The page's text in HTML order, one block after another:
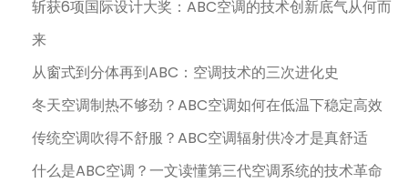
斩获6项国际设计大奖：ABC空调的技术创新底气从何而
来
从窗式到分体再到ABC：空调技术的三次进化史
冬天空调制热不够劲？ABC空调如何在低温下稳定高效
传统空调吹得不舒服？ABC空调辐射供冷才是真舒适
什么是ABC空调？一文读懂第三代空调系统的技术革命